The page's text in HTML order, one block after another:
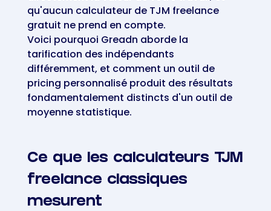
qu'aucun calculateur de TJM freelance
gratuit ne prend en compte.
Voici pourquoi Greadn aborde la
tarification des indépendants
différemment, et comment un outil de
pricing personnalisé produit des résultats
fondamentalement distincts d'un outil de
moyenne statistique.
Ce que les calculateurs TJM
freelance classiques
mesurent